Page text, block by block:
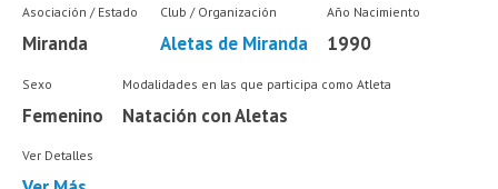
Asociación / Estado
Miranda
Club / Organización
Aletas de Miranda
Año Nacimiento
1990
Sexo
Femenino
Modalidades en las que participa como Atleta
Natación con Aletas
Ver Detalles